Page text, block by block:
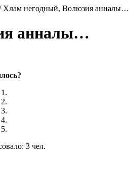
Хлам негодный, Волюзия анналы…
анналы…
3 чел.